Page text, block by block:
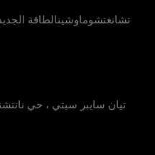
تشانغتشوماوشينالطاقة